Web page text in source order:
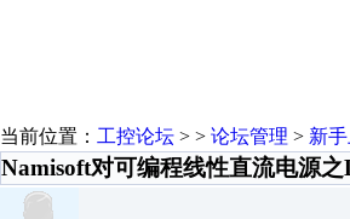
当前位置： 工控论坛 > > 论坛管理 > 新
Namisoft对可编程线性直流电源